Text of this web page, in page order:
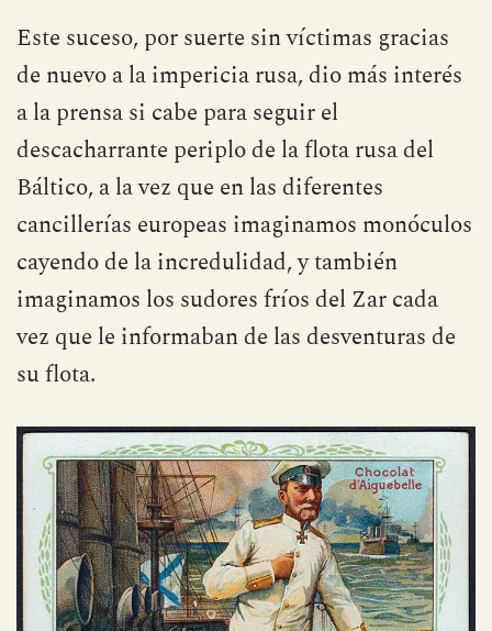
Este suceso, por suerte sin víctimas gracias
de nuevo a la impericia rusa, dio más interés
a la prensa si cabe para seguir el
descacharrante periplo de la flota rusa del
Báltico, a la vez que en las diferentes
cancillerías europeas imaginamos monóculos
cayendo de la incredulidad, y también
imaginamos los sudores fríos del Zar cada
vez que le informaban de las desventuras de
su flota.